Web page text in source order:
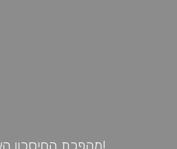
מהפכת החיסכון האנרגטי כבר כאן!